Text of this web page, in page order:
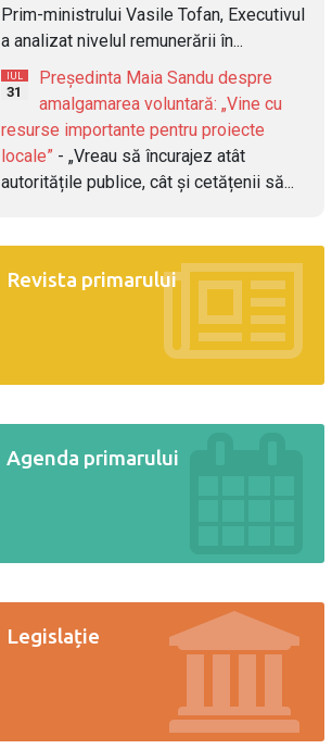
Prim-ministrului Vasile Tofan, Executivul
a analizat nivelul remunerării în...
IUL
31
Președinta Maia Sandu despre
amalgamarea voluntară: „Vine cu
resurse importante pentru proiecte
locale” - „Vreau să încurajez atât
autoritățile publice, cât și cetățenii să...
Revista primarului
Agenda primarului
Legislație